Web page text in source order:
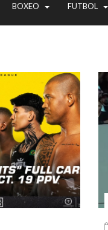
BOXEO FUTBOL